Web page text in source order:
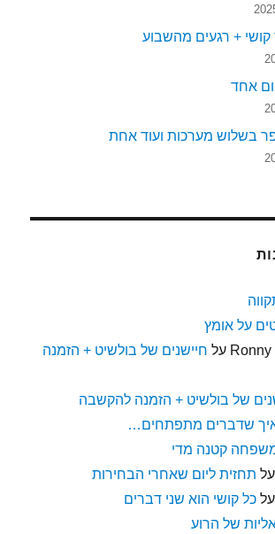
+ רגעים מהשבוע
אחד
בשלוש מערכות ועוד אחת
על אומץ
על חיישנים של בולשיט + הזמנה
של בולשיט + הזמנה להקשבה
שדברים מתפתחים…
קטנה מדי
על תחזית ליום שאחרי הבחירות
עלכל קושי הוא שני דברים
של הרוע